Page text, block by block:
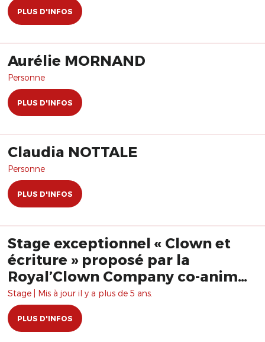
PLUS D'INFOS
Aurélie MORNAND
Personne
PLUS D'INFOS
Claudia NOTTALE
Personne
PLUS D'INFOS
Stage exceptionnel « Clown et
écriture » proposé par la
Royal’Clown Company co-animé
par Hervé Langlois et Bruno
Krief
Stage | Mis à jour il y a plus de 5 ans.
PLUS D'INFOS